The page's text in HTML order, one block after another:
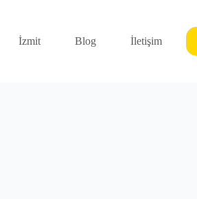
İzmit Blog İletişim